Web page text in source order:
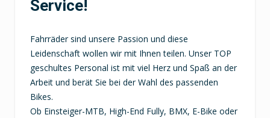
Service!
Fahrräder sind unsere Passion und diese
Leidenschaft wollen wir mit Ihnen teilen. Unser TOP
geschultes Personal ist mit viel Herz und Spaß an der
Arbeit und berät Sie bei der Wahl des passenden
Bikes.
Ob Einsteiger-MTB, High-End Fully, BMX, E-Bike oder